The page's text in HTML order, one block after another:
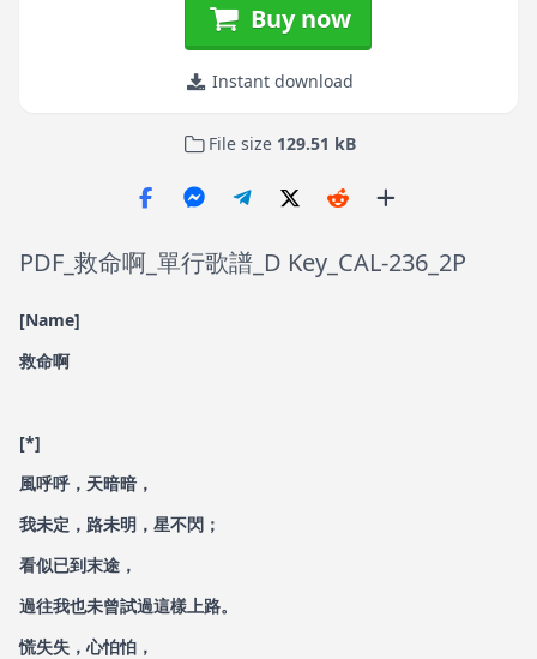
Buy now
Instant download
File size 129.51 kB
PDF_救命啊_單行歌譜_D Key_CAL-236_2P
[Name]
救命啊
[*]
風呼呼，天暗暗，
我未定，路未明，星不閃；
看似已到末途，
過往我也未曾試過這樣上路。
慌失失，心怕怕，